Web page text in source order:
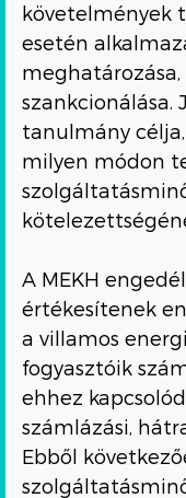
követelmények
esetén
meghatározása,
szankcionálása.
tanulmány
milyen módon
A MEKH
értékesítenek
a villamos
fogyasztóik
ehhez
számlázási,
Ebből